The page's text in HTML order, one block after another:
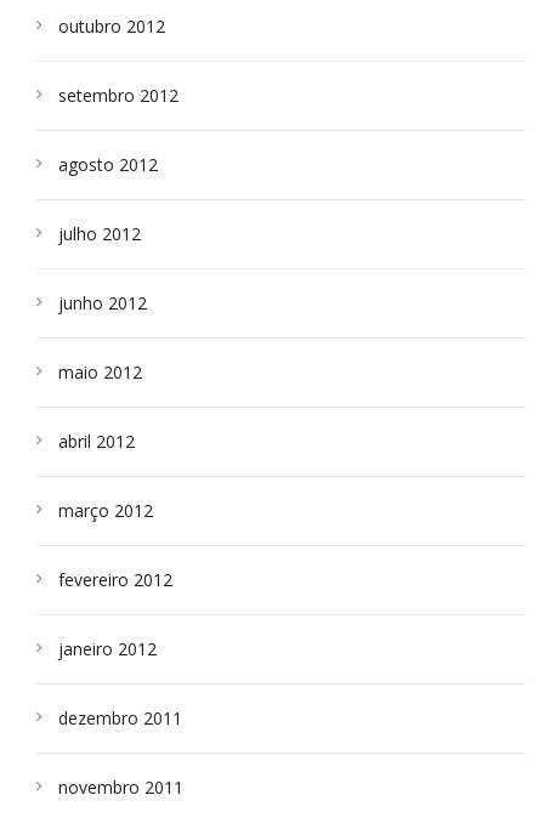
outubro 2012
setembro 2012
agosto 2012
julho 2012
junho 2012
maio 2012
abril 2012
março 2012
fevereiro 2012
janeiro 2012
dezembro 2011
novembro 2011